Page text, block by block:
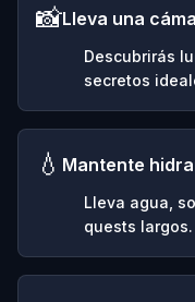
📸Lleva una
Descubrirás
secretos
💧 Mantente
Lleva agua,
quests largos.